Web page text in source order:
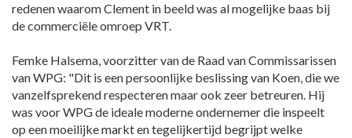
redenen waarom Clement in beeld was al mogelijke baas bij
de commerciële omroep VRT.
Femke Halsema, voorzitter van de Raad van Commissarissen
van WPG: "Dit is een persoonlijke beslissing van Koen, die we
vanzelfsprekend respecteren maar ook zeer betreuren. Hij
was voor WPG de ideale moderne ondernemer die inspeelt
op een moeilijke markt en tegelijkertijd begrijpt welke